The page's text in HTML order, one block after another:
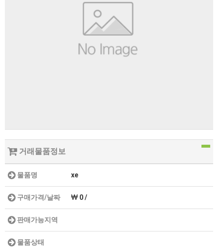
거래물품정보
물품명 xe
구매가격/날짜 0 /
판매가능지역
물품상태